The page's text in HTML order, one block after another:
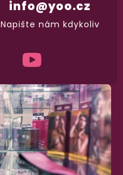
info@yoo.cz
Napište nám kdykoliv